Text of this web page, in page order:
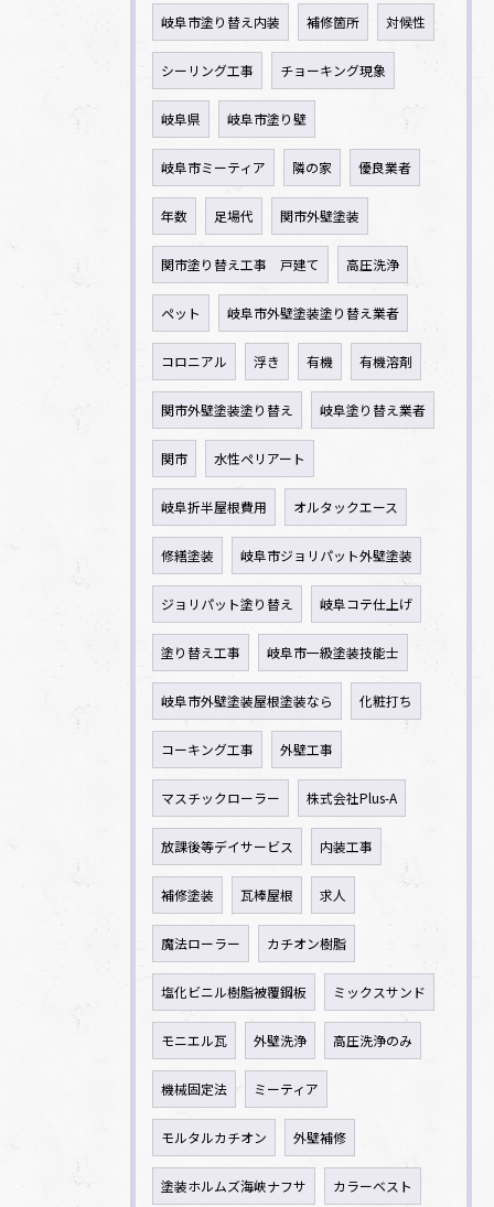
岐阜市塗り替え内装 補修箇所 対候性
シーリング工事 チョーキング現象
岐阜県 岐阜市塗り壁
岐阜市ミーティア 隣の家 優良業者
年数 足場代 関市外壁塗装
関市塗り替え工事 戸建て 高圧洗浄
ペット 岐阜市外壁塗装塗り替え業者
コロニアル 浮き 有機 有機溶剤
関市外壁塗装塗り替え 岐阜塗り替え業者
関市 水性ペリアート
岐阜折半屋根費用 オルタックエース
修繕塗装 岐阜市ジョリパット外壁塗装
ジョリパット塗り替え 岐阜コテ仕上げ
塗り替え工事 岐阜市一級塗装技能士
岐阜市外壁塗装屋根塗装なら 化粧打ち
コーキング工事 外壁工事
マスチックローラー 株式会社Plus-A
放課後等デイサービス 内装工事
補修塗装 瓦棒屋根 求人
魔法ローラー カチオン樹脂
塩化ビニル樹脂被覆鋼板 ミックスサンド
モニエル瓦 外壁洗浄 高圧洗浄のみ
機械固定法 ミーティア
モルタルカチオン 外壁補修
塗装ホルムズ海峡ナフサ カラーベスト